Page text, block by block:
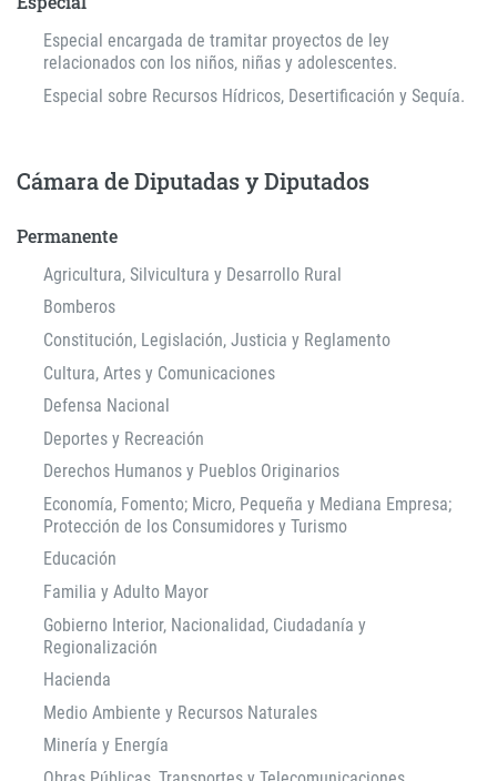
Especial encargada de tramitar proyectos de ley
relacionados con los niños, niñas y adolescentes.
Especial sobre Recursos Hídricos, Desertificación y Sequía.
Cámara de Diputadas y Diputados
Permanente
Agricultura, Silvicultura y Desarrollo Rural
Bomberos
Constitución, Legislación, Justicia y Reglamento
Cultura, Artes y Comunicaciones
Defensa Nacional
Deportes y Recreación
Derechos Humanos y Pueblos Originarios
Economía, Fomento; Micro, Pequeña y Mediana Empresa;
Protección de los Consumidores y Turismo
Educación
Familia y Adulto Mayor
Gobierno Interior, Nacionalidad, Ciudadanía y
Regionalización
Hacienda
Medio Ambiente y Recursos Naturales
Minería y Energía